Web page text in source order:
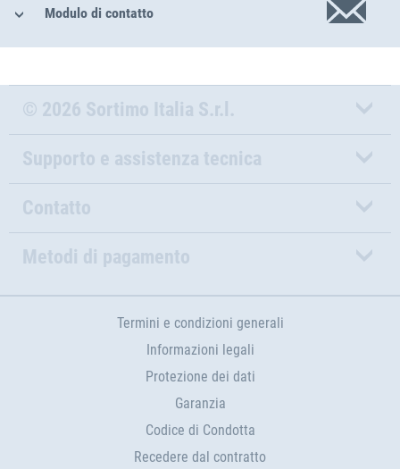
Modulo di contatto
© 2026 Sortimo Italia S.r.l.
Supporto e assistenza tecnica
Contatto
Metodi di pagamento
Termini e condizioni generali
Informazioni legali
Protezione dei dati
Garanzia
Codice di Condotta
Recedere dal contratto